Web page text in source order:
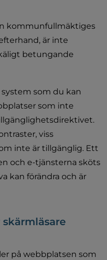
kommunfullmäktiges
är inte
betungande
som du kan
som inte
viss
inte är tillgänglig. Ett
och e-tjänsterna sköts
kan förändra och är
på webbplatsen som